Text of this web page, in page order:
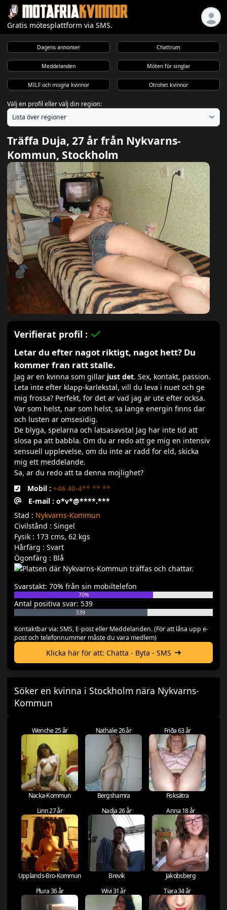
Gratis mötesplattform via SMS.
Dagens annonser Chattrum
Meddelanden Möten för singlar
MILF och mogna kvinnor Otrohet kvinnor
Välj en profil eller välj din region:
Träffa Duja, 27 år från Nykvarns-
Kommun, Stockholm
Verifierat profil :
Letar du efter nagot riktigt, nagot hett? Du
kommer fran ratt stalle.
Jag ar en kvinna som gillar just det. Sex, kontakt, passion.
Leta inte efter klapp-karlekstal, vill du leva i nuet och ge
mig frossa? Perfekt, for det ar vad jag ar ute efter ocksa.
Var som helst, nar som helst, sa lange energin finns dar
och lusten ar omsesidig.
De blyga, spelarna och latsasavsta! Jag har inte tid att
slosa pa att babbla. Om du ar redo att ge mig en intensiv
sensuell upplevelse, om du inte ar radd for eld, skicka
mig ett meddelande.
Sa, ar du redo att ta denna mojlighet?
Mobil : +46 40-4** ** **
E-mail : o*v*@****.***
Stad : Nykvarns-Kommun
Civilstånd : Singel
Fysik : 173 cms, 62 kgs
Hårfärg : Svart
Ögonfärg : Blå
Svarstakt: 70% från sin mobiltelefon
70%
Antal positiva svar: 539
539
Kontaktbar via: SMS, E-post eller Meddelanden. (För att låsa upp e-
post och telefonnummer måste du vara medlem)
Klicka här för att: Chatta - Byta - SMS
Söker en kvinna i Stockholm nära Nykvarns-
Kommun
Wenche 25 år
Nacka-Kommun
Nathalie 26 år
Bergshamra
Friða 63 år
Fisksätra
Linn 27 år
Upplands-Bro-Kommun
Nadja 26 år
Brevik
Anna 18 år
Jakobsberg
Plura 36 år
Wivi 31 år Tiara 34 år